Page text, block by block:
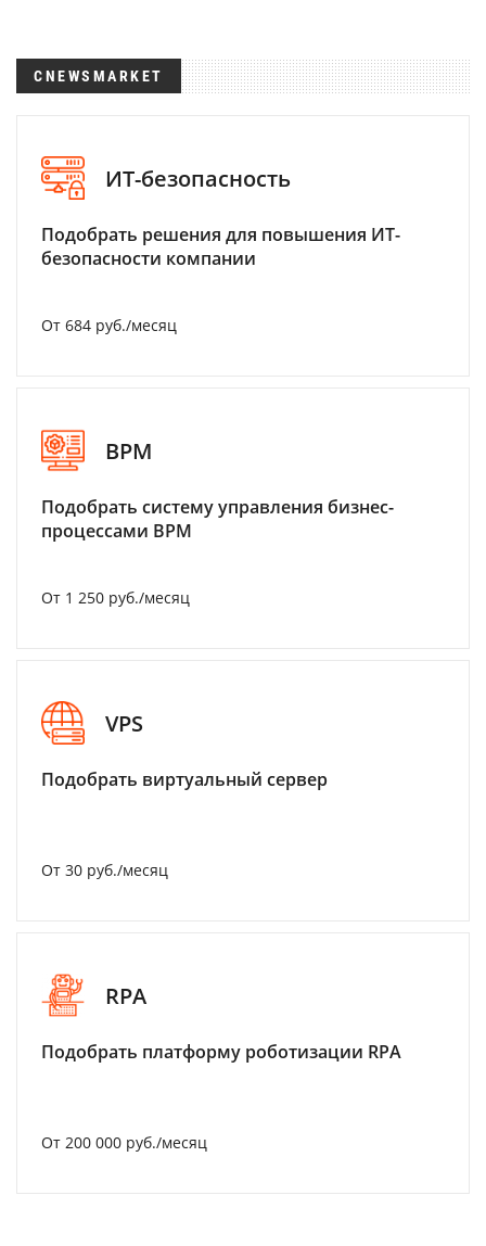
CNEWSMARKET
ИТ-безопасность
Подобрать решения для повышения ИТ-
безопасности компании
От 684 руб./месяц
BPM
Подобрать систему управления бизнес-
процессами BPM
От 1 250 руб./месяц
VPS
Подобрать виртуальный сервер
От 30 руб./месяц
RPA
Подобрать платформу роботизации RPA
От 200 000 руб./месяц